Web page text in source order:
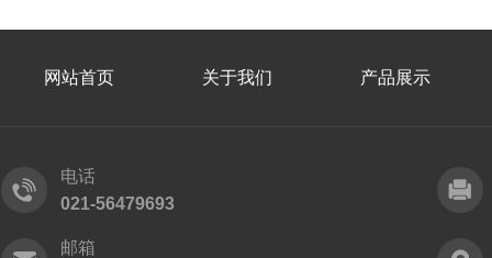
网站首页 关于我们 产品展示
电话
021-56479693
邮箱